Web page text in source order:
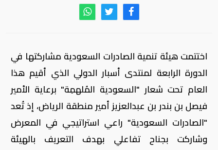
اختتمت هيئة تنمية الصادرات السعودية مشاركتها في
الدورة الرابعة لمنتدى أسبار الدولي الذي أقيم هذا
العام تحت شعار "السعودية المُلهمِة" برعاية الأمير
فيصل بن بندر بن عبدالعزيز أمير منطقة الرياض، إذ تُعد
"الصادرات السعودية" راعي استراتيجي في المعرض
وشاركت بجناح تفاعلي بهدف التعريف بالهيئة